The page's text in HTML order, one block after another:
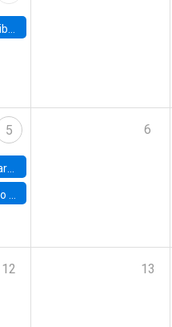
5 6
12 13